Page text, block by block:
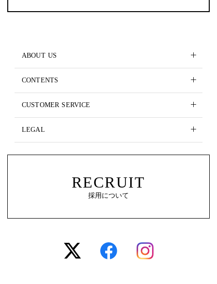
ABOUT US
CONTENTS
CUSTOMER SERVICE
LEGAL
RECRUIT
採用について